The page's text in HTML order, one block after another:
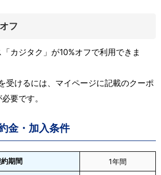
フ
カジタク」が10%オフで利用できま
受けるには、マイページに記載のクーポ
要です。
金・加入条件
期間 1年間